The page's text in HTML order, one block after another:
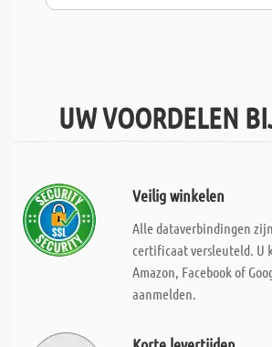
UW VOORDELEN
Veilig winkelen
Alle dataverbindingen
certificaat versleuteld. U
Amazon, Facebook of
aanmelden.